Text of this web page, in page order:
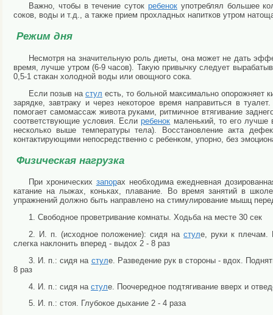
Важно, чтобы в течение суток ребенок употреблял большее
соков, воды и т.д., а также прием прохладных напитков утром
Режим дня
Несмотря на значительную роль диеты, она может не дать
время, лучше утром (6-9 часов). Такую привычку следует
0,5-1 стакан холодной воды или овощного сока.
Если позыв на стул есть, то больной максимально опорожняет
зарядке, завтраку и через некоторое время направиться в
помогает самомассаж живота руками, ритмичное втягивание
соответствующие условия. Еслиребенок маленький, то его лучше
несколько выше температуры тела). Восстановление акта
контактирующими непосредственно с ребенком, упорно, без
Физическая нагрузка
При хронических запорах необходима ежедневная
катание на лыжах, коньках, плавание. Во время занятий в
упражнений должно быть направлено на стимулирование мышц
1. Свободное проветривание комнаты. Ходьба на месте 30 сек
2. И. п. (исходное положение): сидя настуле, руки к плечам.
слегка наклонить вперед - выдох 2 - 8 раз
3. И. п.: сидя на стуле. Разведение рук в стороны - вдох.
8 раз
4. И. п.: сидя на стуле. Поочередное подтягивание вверх и
5. И. п.: стоя. Глубокое дыхание 2 - 4 раза